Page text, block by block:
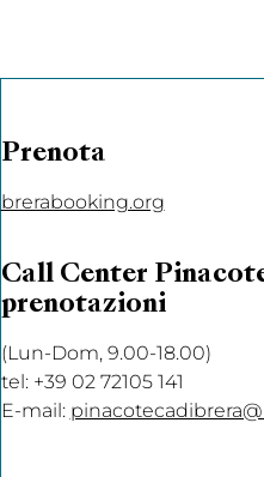
Prenota
brerabooking.org
Call Center
prenotazioni
(Lun-Dom, 9.00-18.00)
tel: +39 02 72105 141
E-mail: